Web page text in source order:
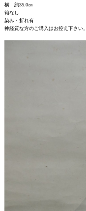
横 約35.0㎝
箱なし
染み・折れ有
神経質な方のご購入はお控え下さい。